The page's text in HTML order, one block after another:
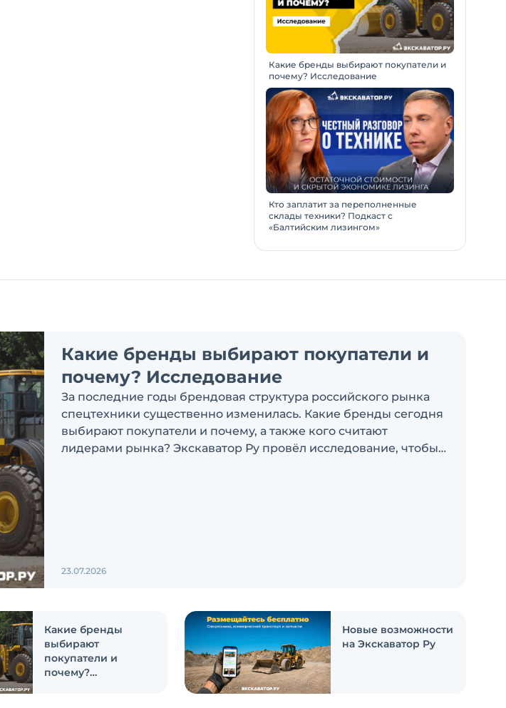
Какие бренды выбирают покупатели и
почему? Исследование
Кто заплатит за переполненные
склады техники? Подкаст с
«Балтийским лизингом»
Какие бренды выбирают покупатели и
почему? Исследование
За последние годы брендовая структура российского рынка
спецтехники существенно изменилась. Какие бренды сегодня
выбирают покупатели и почему, а также кого считают
лидерами рынка? Экскаватор Ру провёл исследование, чтобы
23.07.2026
Какие бренды
выбирают
покупатели и
почему?
Новые возможности
на Экскаватор Ру